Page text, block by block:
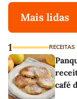
Mais lidas
1 RECEITAS
café